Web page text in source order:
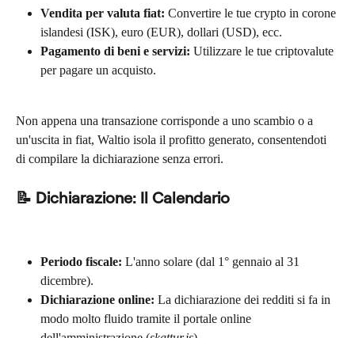
Vendita per valuta fiat: Convertire le tue crypto in corone
islandesi (ISK), euro (EUR), dollari (USD), ecc.
Pagamento di beni e servizi: Utilizzare le tue criptovalute
per pagare un acquisto.
Non appena una transazione corrisponde a uno scambio o a
un'uscita in fiat, Waltio isola il profitto generato, consentendoti
di compilare la dichiarazione senza errori.
📝 Dichiarazione: Il Calendario
Periodo fiscale: L'anno solare (dal 1° gennaio al 31
dicembre).
Dichiarazione online: La dichiarazione dei redditi si fa in
modo molto fluido tramite il portale online